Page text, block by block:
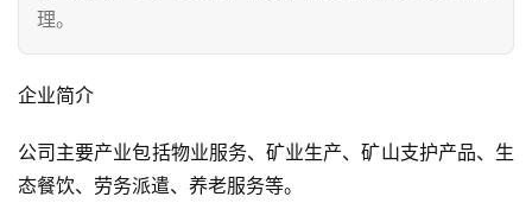
理。
企业简介
公司主要产业包括物业服务、矿业生产、矿山支护产品、生
态餐饮、劳务派遣、养老服务等。